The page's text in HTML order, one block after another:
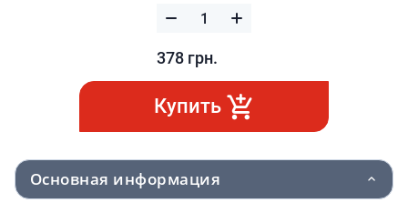
378 грн.
Купить
Основная информация